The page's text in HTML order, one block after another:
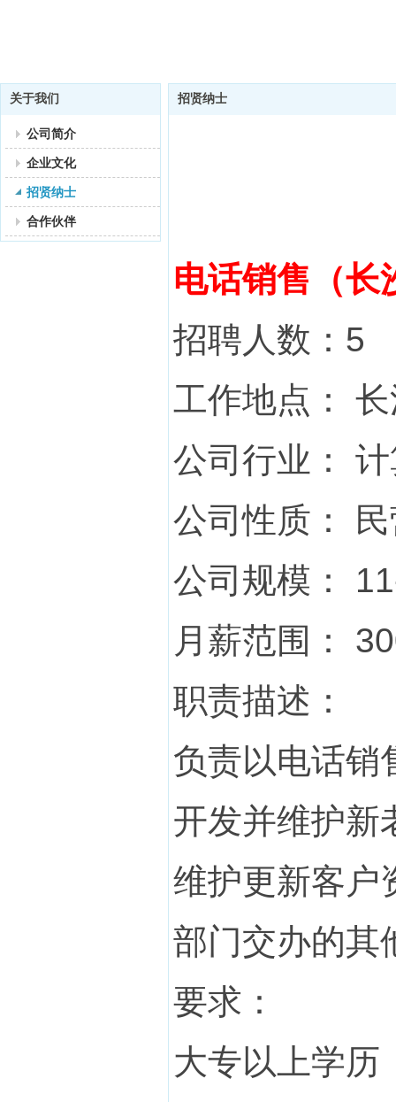
关于我们
公司简介
企业文化
招贤纳士
合作伙伴
招贤纳士
电话销售（长
招聘人数：5
工作地点：
公司行业：
公司性质：
公司规模：
月薪范围：
职责描述：
负责以电话销
开发并维护新
维护更新客户
部门交办的其
要求：
大专以上学历